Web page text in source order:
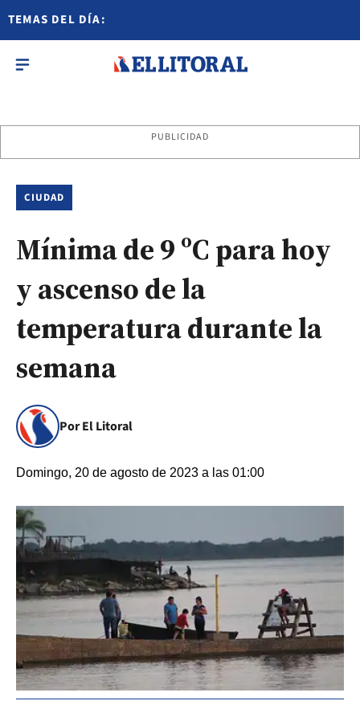
TEMAS DEL DÍA:
PUBLICIDAD
CIUDAD
Mínima de 9 ºC para hoy
y ascenso de la
temperatura durante la
semana
Por El Litoral
Domingo, 20 de agosto de 2023 a las 01:00